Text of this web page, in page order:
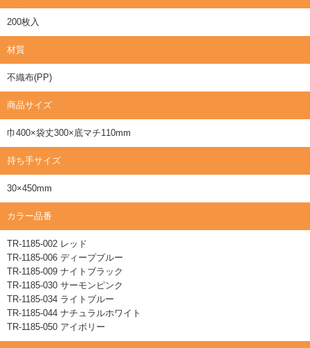
200枚入
材質
不織布(PP)
商品サイズ
巾400×袋丈300×底マチ110mm
持ち手サイズ
30×450mm
カラー品番
TR-1185-002 レッド
TR-1185-006 ディープブルー
TR-1185-009 ナイトブラック
TR-1185-030 サーモンピンク
TR-1185-034 ライトブルー
TR-1185-044 ナチュラルホワイト
TR-1185-050 アイボリー